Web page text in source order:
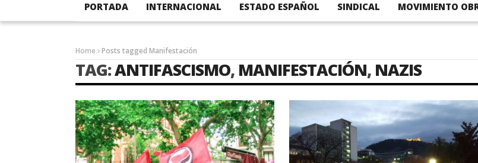
PORTADA INTERNACIONAL ESTADO ESPAÑOL SINDICAL MOVIMIENTO
Home Posts tagged Manifestación
TAG:ANTIFASCISMO, MANIFESTACIÓN, NAZIS